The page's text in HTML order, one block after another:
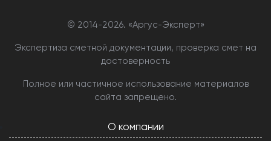
© 2014-2026. «Аргус-Эксперт»
Экспертиза сметной документации, проверка смет на
достоверность
Полное или частичное использование материалов
сайта запрещено.
О компании